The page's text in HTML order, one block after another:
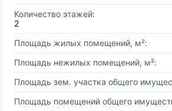
Количество этажей:
2
Площадь жилых помещений, м²:
Площадь нежилых помещений, м²:
Площадь зем. участка общего
Площадь помещений общего